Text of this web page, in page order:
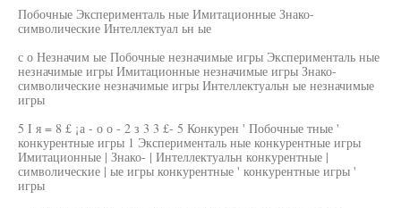
Побочные Эксперименталь ные Имитационные Знако-
символические Интеллектуал ьн ые
с о Незначим ые Побочные незначимые игры Эксперименталь ные
незначимые игры Имитационные незначимые игры Знако-
символические незначимые игры Интеллектуальн ые незначимые
игры
5 I я = 8 £ ¡а - о о - 2 з 3 3 £- 5 Конкурен ' Побочные тные '
конкурентные игры 1 Эксперименталь ные конкурентные игры
Имитационные | Знако- | Интеллектуальн конкурентные |
символические | ые игры конкурентные ' конкурентные игры '
игры